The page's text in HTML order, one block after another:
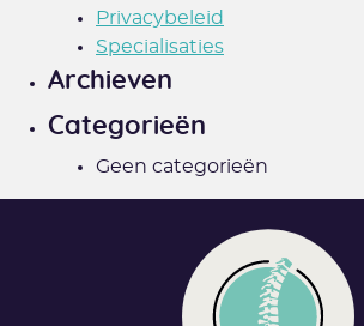
Privacybeleid
Specialisaties
Archieven
Categorieën
Geen categorieën